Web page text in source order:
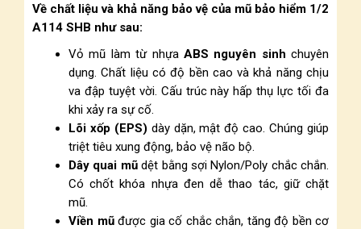
Về chất liệu và khả năng bảo vệ của mũ bảo hiểm 1/2
A114 SHB như sau:
Vỏ mũ làm từ nhựa ABS nguyên sinh chuyên
dụng. Chất liệu có độ bền cao và khả năng chịu
va đập tuyệt vời. Cấu trúc này hấp thụ lực tối đa
khi xảy ra sự cố.
Lõi xốp (EPS) dày dặn, mật độ cao. Chúng giúp
triệt tiêu xung động, bảo vệ não bộ.
Dây quai mũdệt bằng sợi Nylon/Poly chắc chắn.
Có chốt khóa nhựa đen dễ thao tác, giữ chặt
mũ.
Viền mũđược gia cố chắc chắn, tăng độ bền cơ